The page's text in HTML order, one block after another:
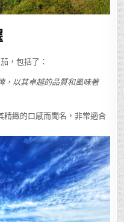
，包括了：
，以其卓越的品質和風味著
精緻的口感而聞名，非常適合